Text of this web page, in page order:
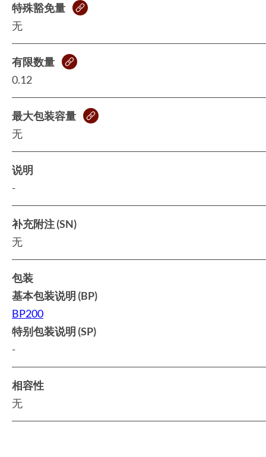
特殊豁免量
无
有限数量
0.12
最大包装容量
无
说明
-
补充附注 (SN)
无
包装
基本包装说明 (BP)
BP200
特别包装说明 (SP)
-
相容性
无